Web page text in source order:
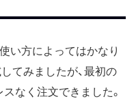
い方によってはかなり
てみましたが、最初の
なく注文できました。